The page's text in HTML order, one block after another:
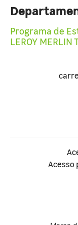
Programa de
LEROY MERLIN
Acesso